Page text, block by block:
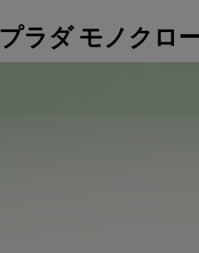
プラダ モノクロ